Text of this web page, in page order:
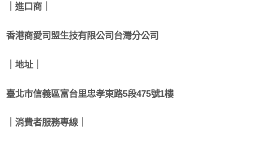
｜進口商｜
香港商愛司盟生技有限公司台灣分公司
｜地址｜
臺北市信義區富台里忠孝東路5段475號1樓
｜消費者服務專線｜